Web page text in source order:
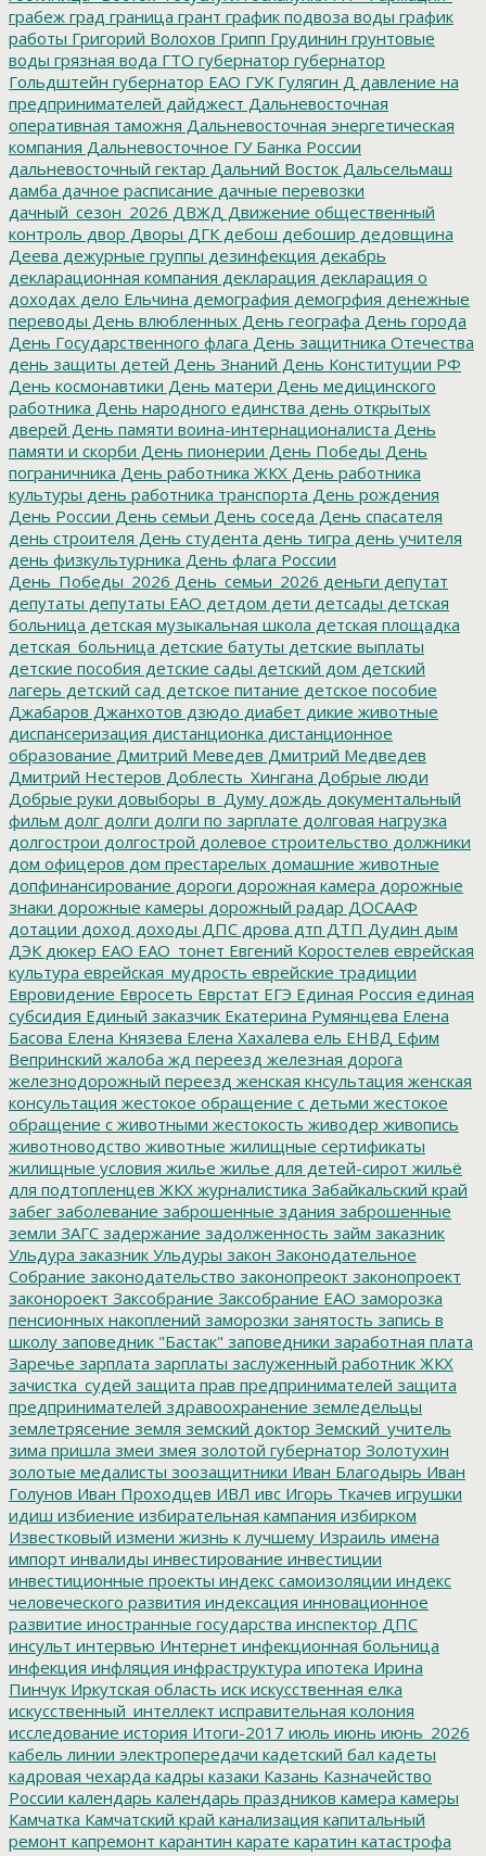
грабеж град граница грант график подвоза воды график
работы Григорий Волохов Грипп Грудинин грунтовые
воды грязная вода ГТО губернатор губернатор
Гольдштейн губернатор ЕАО ГУК Гулягин Д давление на
предпринимателей дайджест Дальневосточная
оперативная таможня Дальневосточная энергетическая
компания Дальневосточное ГУ Банка России
дальневосточный гектар Дальний Восток Дальсельмаш
дамба дачное расписание дачные перевозки
дачный_сезон_2026 ДВЖД Движение общественный
контроль двор Дворы ДГК дебош дебошир дедовщина
Деева дежурные группы дезинфекция декабрь
декларационная компания декларация декларация о
доходах дело Ельчина демография демогрфия денежные
переводы День влюбленных День географа День города
День Государственного флага День защитника Отечества
день защиты детей День Знаний День Конституции РФ
День космонавтики День матери День медицинского
работника День народного единства день открытых
дверей День памяти воина-интернационалиста День
памяти и скорби День пионерии День Победы День
пограничника День работника ЖКХ День работника
культуры день работника транспорта День рождения
День России День семьи День соседа День спасателя
день строителя День студента день тигра день учителя
день физкультурника День флага России
День_Победы_2026 День_семьи_2026 деньги депутат
депутаты депутаты ЕАО детдом дети детсады детская
больница детская музыкальная школа детская площадка
детская_больница детские батуты детские выплаты
детские пособия детские сады детский дом детский
лагерь детский сад детское питание детское пособие
Джабаров Джанхотов дзюдо диабет дикие животные
диспансеризация дистанционка дистанционное
образование Дмитрий Меведев Дмитрий Медведев
Дмитрий Нестеров Доблесть_Хингана Добрые люди
Добрые руки довыборы_в_Думу дождь документальный
фильм долг долги долги по зарплате долговая нагрузка
долгострои долгострой долевое строительство должники
дом офицеров дом престарелых домашние животные
допфинансирование дороги дорожная камера дорожные
знаки дорожные камеры дорожный радар ДОСААФ
дотации доход доходы ДПС дрова дтп ДТП Дудин дым
ДЭК дюкер ЕАО ЕАО_тонет Евгений Коростелев еврейская
культура еврейская_мудрость еврейские традиции
Евровидение Евросеть Еврстат ЕГЭ Единая Россия единая
субсидия Единый заказчик Екатерина Румянцева Елена
Басова Елена Князева Елена Хахалева ель ЕНВД Ефим
Вепринский жалоба жд переезд железная дорога
железнодорожный переезд женская кнсультация женская
консультация жестокое обращение с детьми жестокое
обращение с животными жестокость живодер живопись
животноводство животные жилищные сертификаты
жилищные условия жилье жилье для детей-сирот жильё
для подтопленцев ЖКХ журналистика Забайкальский край
забег заболевание заброшенные здания заброшенные
земли ЗАГС задержание задолженность займ заказник
Ульдура заказник Ульдуры закон Законодательное
Собрание законодательство законопреокт законопроект
законороект Заксобрание Заксобрание ЕАО заморозка
пенсионных накоплений заморозки занятость запись в
школу заповедник "Бастак" заповедники заработная плата
Заречье зарплата зарплаты заслуженный работник ЖКХ
зачистка_судей защита прав предпринимателей защита
предпринимателей здравоохранение земледельцы
землетрясение земля земский доктор Земский_учитель
зима пришла змеи змея золотой губернатор Золотухин
золотые медалисты зоозащитники Иван Благодырь Иван
Голунов Иван Проходцев ИВЛ ивс Игорь Ткачев игрушки
идиш избиение избирательная кампания избирком
Известковый измени жизнь к лучшему Израиль имена
импорт инвалиды инвестирование инвестиции
инвестиционные проекты индекс самоизоляции индекс
человеческого развития индексация инновационное
развитие иностранные государства инспектор ДПС
инсульт интервью Интернет инфекционная больница
инфекция инфляция инфраструктура ипотека Ирина
Пинчук Иркутская область иск искусственная елка
искусственный_интеллект исправительная колония
исследование история Итоги-2017 июль июнь июнь_2026
кабель линии электропередачи кадетский бал кадеты
кадровая чехарда кадры казаки Казань Казначейство
России календарь календарь праздников камера камеры
Камчатка Камчатский край канализация капитальный
ремонт капремонт карантин карате каратин катастрофа